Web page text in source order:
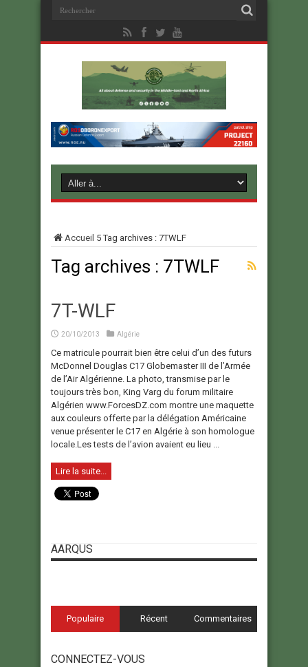
Accueil 5Tag archives : 7TWLF
Tag archives : 7TWLF
7T-WLF
20/10/2013 Algérie
Ce matricule pourrait bien être celui d’un des futurs
McDonnel Douglas C17 Globemaster III de l’Armée
de l’Air Algérienne. La photo, transmise par le
toujours très bon, King Varg du forum militaire
Algérien www.ForcesDZ.com montre une maquette
aux couleurs offerte par la délégation Américaine
venue présenter le C17 en Algérie à son homologue
locale.Les tests de l’avion avaient eu lieu ...
Lire la suite...
AARQUS
Populaire Récent Commentaires
CONNECTEZ-VOUS